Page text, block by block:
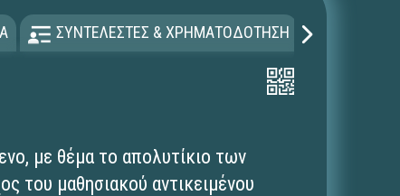
ΣΥΝΤΕΛΕΣΤΕΣ & ΧΡΗΜΑΤΟΔΟΤΗΣΗ
με θέμα το απολυτίκιο των
του μαθησιακού αντικειμένου